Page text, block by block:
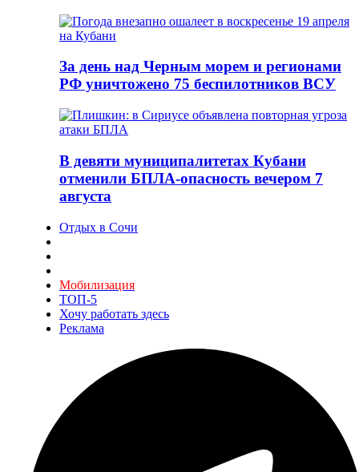
За день над Черным морем и регионами
РФ уничтожено 75 беспилотников ВСУ
В девяти муниципалитетах Кубани
отменили БПЛА-опасность вечером 7
августа
Отдых в Сочи
Мобилизация
ТОП-5
Хочу работать здесь
Реклама